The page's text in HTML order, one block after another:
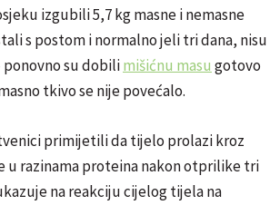
izgubili 5,7 kg masne i nemasne
s postom i normalno jeli tri dana, nisu
su dobilimišićnu masu gotovo
tkivo se nije povećalo.
primijetili da tijelo prolazi kroz
u razinama proteina nakon otprilike tri
na reakciju cijelog tijela na